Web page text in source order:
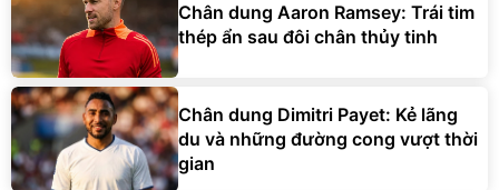
Chân dung Aaron Ramsey: Trái tim
thép ẩn sau đôi chân thủy tinh
Chân dung Dimitri Payet: Kẻ lãng
du và những đường cong vượt thời
gian